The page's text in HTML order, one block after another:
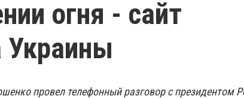
огня - сайт
Украины
провел телефонный разговор с президентом